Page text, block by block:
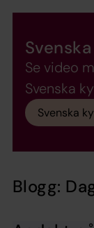
Se video
Svenska
Svenska
Blogg: